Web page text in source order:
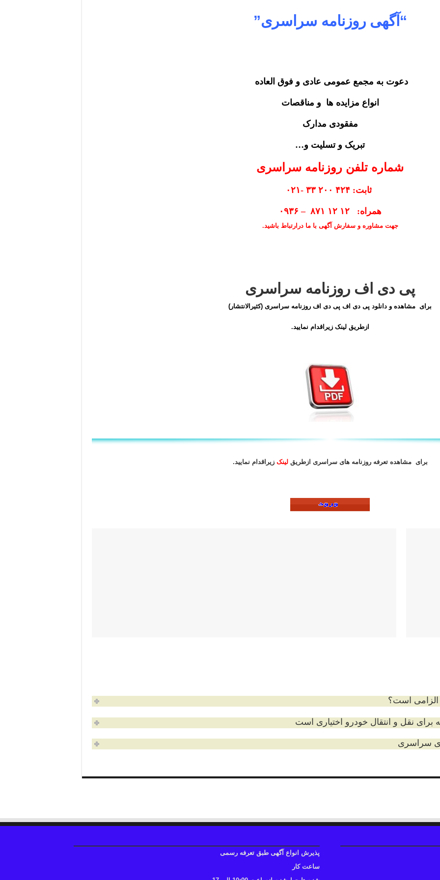
“آگهی روزنامه سراسری”
دعوت به مجمع عمومی عادی و فوق العاده
انواع مزایده ها و مناقصات
مفقودی مدارک
تبریک و تسلیت و…
شماره تلفن روزنامه سراسری
ثابت: ۴۲۴ ۲۰۰ ۳۳ -۰۲۱
همراه: ۱۲ ۱۲ ۸۷۱ – ۰۹۳۶
جهت مشاوره و سفارش آگهی با ما درارتباط باشید.
پی دی اف روزنامه سراسری
برای مشاهده و دانلود پی دی اف پی دی اف روزنامه سراسری (کثیرالانتشار)
ازطریق لینک زیراقدام نمایید.
برای مشاهده تعرفه روزنامه های سراسری ازطریق لینک زیراقدام نمایید.
الزامی است؟
برای نقل و انتقال خودرو اختیاری است
سراسری
پذیرش انواع آگهی طبق تعرفه رسمی
ساعت کار